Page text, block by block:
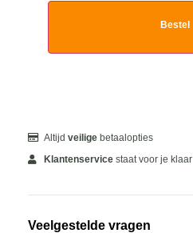
Bestel
Altijd veilige betaalopties
Klantenservice staat voor je klaar
Veelgestelde vragen